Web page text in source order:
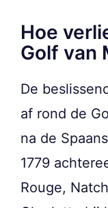
Hoe
Golf van
De
af rond de
na de
1779
Rouge,